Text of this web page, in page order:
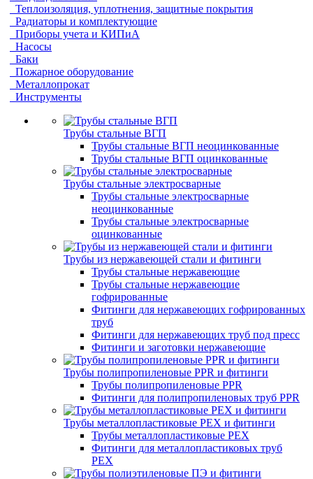
Теплоизоляция, уплотнения, защитные покрытия
Радиаторы и комплектующие
Приборы учета и КИПиА
Насосы
Баки
Пожарное оборудование
Металлопрокат
Инструменты
Трубы стальные ВГП
Трубы стальные ВГП неоцинкованные
Трубы стальные ВГП оцинкованные
Трубы стальные электросварные
Трубы стальные электросварные
неоцинкованные
Трубы стальные электросварные
оцинкованные
Трубы из нержавеющей стали и фитинги
Трубы стальные нержавеющие
Трубы стальные нержавеющие
гофрированные
Фитинги для нержавеющих гофрированных
труб
Фитинги для нержавеющих труб под пресс
Фитинги и заготовки нержавеющие
Трубы полипропиленовые PPR и фитинги
Трубы полипропиленовые PPR
Фитинги для полипропиленовых труб PPR
Трубы металлопластиковые PEX и фитинги
Трубы металлопластиковые PEX
Фитинги для металлопластиковых труб
PEX